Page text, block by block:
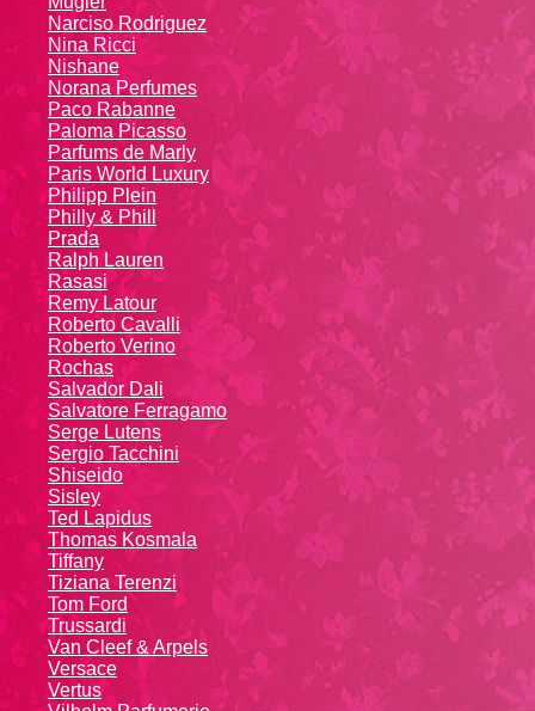
Narciso Rodriguez
Nina Ricci
Nishane
Norana Perfumes
Paco Rabanne
Paloma Picasso
Parfums de Marly
Paris World Luxury
Philipp Plein
Philly & Phill
Prada
Ralph Lauren
Rasasi
Remy Latour
Roberto Cavalli
Roberto Verino
Rochas
Salvador Dali
Salvatore Ferragamo
Serge Lutens
Sergio Tacchini
Shiseido
Sisley
Ted Lapidus
Thomas Kosmala
Tiffany
Tiziana Terenzi
Tom Ford
Trussardi
Van Cleef & Arpels
Versace
Vertus